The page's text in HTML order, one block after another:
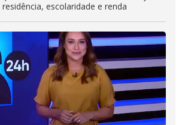
escolaridade e renda